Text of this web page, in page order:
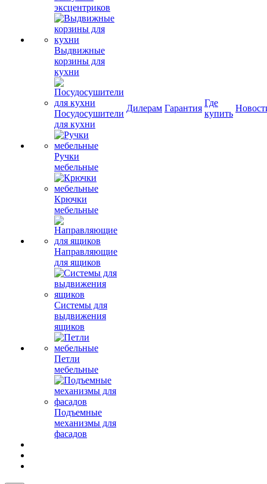
эксцентриков
Выдвижные
корзины для
кухни
Посудосушители
для кухни
Ручки
мебельные
Крючки
мебельные
Направляющие
для ящиков
Системы для
выдвижения
ящиков
Петли
мебельные
Подъемные
механизмы для
фасадов
Дилерам Гарантия
Где
купить